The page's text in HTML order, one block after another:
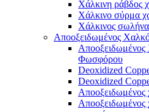
Χάλκινη ράβδος
Χάλκινο σύρμα
Χάλκινος
Αποοξειδωμένος
Φωσφόρου
Deoxidized
Deoxidized